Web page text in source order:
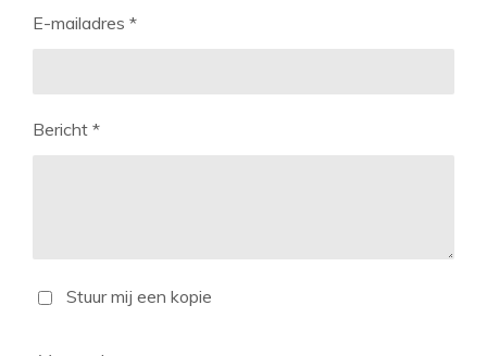
E-mailadres *
Bericht *
Stuur mij een kopie